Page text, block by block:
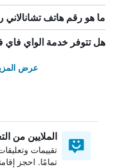
ما هو رقم هاتف تشانالاني
هل تتوفر خدمة الواي فاي
عرض
الملايين من
تقييمات
تمامًا. احجز